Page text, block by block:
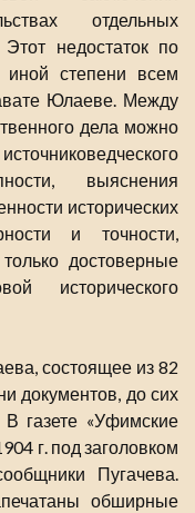
отдельных
Этот недостаток по
степени всем
Юлаеве. Между
дела можно
выяснения
исторических
и точности,
достоверные
исторического
состоящее из 82
документов, до сих
газете «Уфимские
г. под заголовком
Пугачева.
обширные